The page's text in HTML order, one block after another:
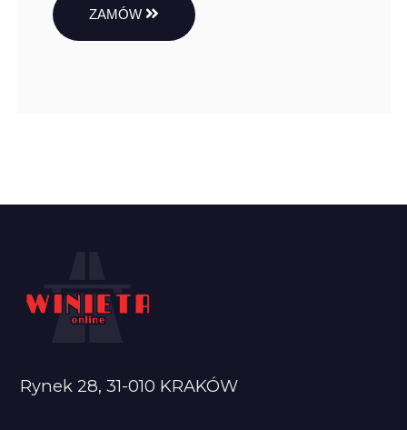
ZAMÓW
Rynek 28, 31-010 KRAKÓW